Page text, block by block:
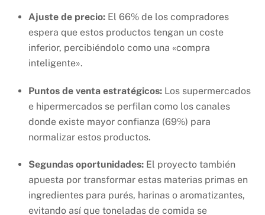
Ajuste de precio: El 66% de los compradores
espera que estos productos tengan un coste
inferior, percibiéndolo como una «compra
inteligente».
Puntos de venta estratégicos: Los supermercados
e hipermercados se perfilan como los canales
donde existe mayor confianza (69%) para
normalizar estos productos.
Segundas oportunidades: El proyecto también
apuesta por transformar estas materias primas en
ingredientes para purés, harinas o aromatizantes,
evitando así que toneladas de comida se